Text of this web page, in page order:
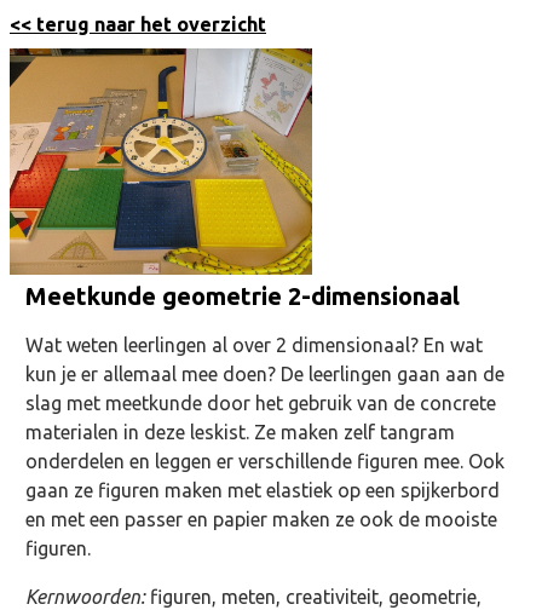
<< terug naar het overzicht
Meetkunde geometrie 2-dimensionaal
Wat weten leerlingen al over 2 dimensionaal? En wat
kun je er allemaal mee doen? De leerlingen gaan aan de
slag met meetkunde door het gebruik van de concrete
materialen in deze leskist. Ze maken zelf tangram
onderdelen en leggen er verschillende figuren mee. Ook
gaan ze figuren maken met elastiek op een spijkerbord
en met een passer en papier maken ze ook de mooiste
figuren.
Kernwoorden:figuren, meten, creativiteit, geometrie,